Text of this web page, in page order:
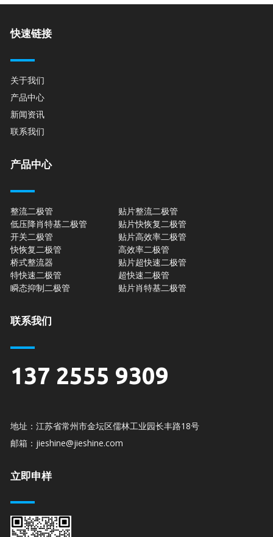
快速链接
关于我们
产品中心
新闻资讯
联系我们
产品中心
整流二极管
低压降肖特基二极管
开关二极管
快恢复二极管
桥式整流器
特快速二极管
瞬态抑制二极管
贴片整流二极管
贴片快恢复二极管
贴片高效率二极管
高效率二极管
贴片超快速二极管
超快速二极管
贴片肖特基二极管
联系我们
137 2555 9309
地址：江苏省常州市金坛区儒林工业园长丰路18号
邮箱：jieshine@jieshine.com
立即申样